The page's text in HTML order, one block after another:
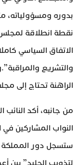
بدوره ومسؤولياته،
نقطة انطلاقة
الاتفاق السياسي
والتشريع
الراهنة تحتاج إلى
من جانبه، أكد
النواب المشاركين في
ستسجل دور المملكة